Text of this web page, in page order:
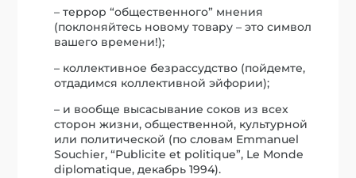
– террор “общественного” мнения
(поклоняйтесь новому товару – это символ
вашего времени!);
– коллективное безрассудство (пойдемте,
отдадимся коллективной эйфории);
– и вообще высасывание соков из всех
сторон жизни, общественной, культурной
или политической (по словам Emmanuel
Souchier, “Publicite et politique”, Le Monde
diplomatique, декабрь 1994).